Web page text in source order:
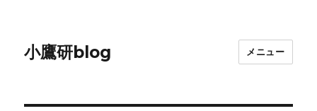
小鷹研blog メニュー